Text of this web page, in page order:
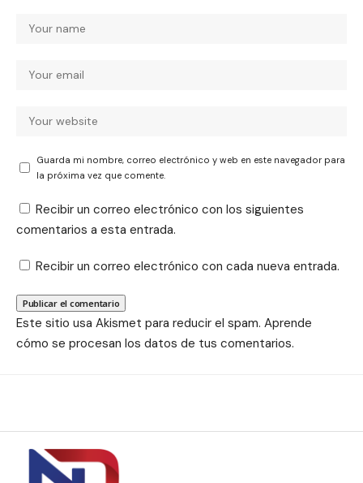
Guarda mi nombre, correo electrónico y web en este navegador para
la próxima vez que comente.
Recibir un correo electrónico con los siguientes
comentarios a esta entrada.
Recibir un correo electrónico con cada nueva entrada.
Este sitio usa Akismet para reducir el spam. Aprende
cómo se procesan los datos de tus comentarios.